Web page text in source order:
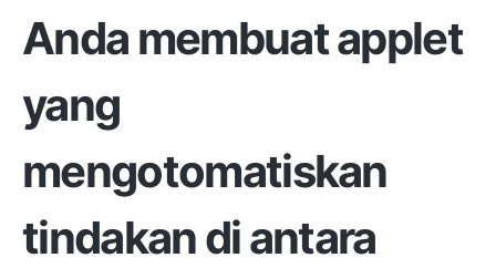
Anda membuat applet
yang
mengotomatiskan
tindakan di antara